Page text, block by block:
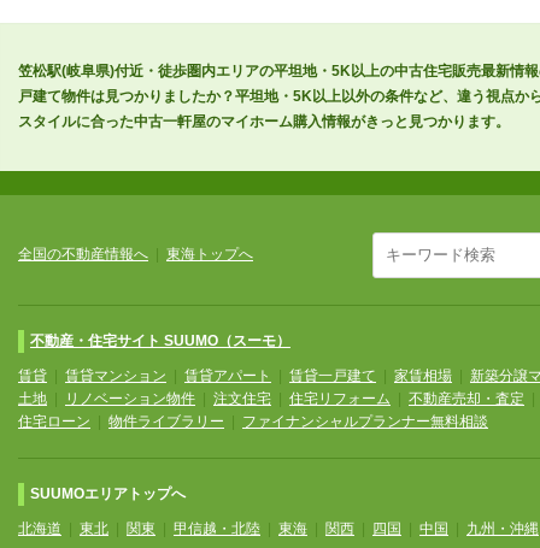
笠松駅(岐阜県)付近・徒歩圏内エリアの平坦地・5K以上の中古住宅販売最新情
戸建て物件は見つかりましたか？平坦地・5K以上以外の条件など、違う視点
スタイルに合った中古一軒屋のマイホーム購入情報がきっと見つかります。
全国の不動産情報へ 東海トップへ
不動産・住宅サイト SUUMO（スーモ）
賃貸 賃貸マンション 賃貸アパート 賃貸一戸建て 家賃相場
新築分譲
土地
リノベーション物件 注文住宅 住宅リフォーム 不動産売却・査定
住宅ローン
物件ライブラリー ファイナンシャルプランナー無料相談
SUUMOエリアトップへ
北海道 東北 関東 甲信越・北陸 東海 関西 四国 中国 九州・沖縄